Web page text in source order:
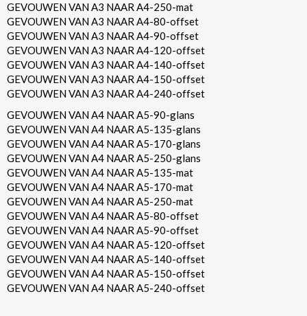
GEVOUWEN VAN A3 NAAR A4-250-mat
GEVOUWEN VAN A3 NAAR A4-80-offset
GEVOUWEN VAN A3 NAAR A4-90-offset
GEVOUWEN VAN A3 NAAR A4-120-offset
GEVOUWEN VAN A3 NAAR A4-140-offset
GEVOUWEN VAN A3 NAAR A4-150-offset
GEVOUWEN VAN A3 NAAR A4-240-offset
GEVOUWEN VAN A4 NAAR A5-90-glans
GEVOUWEN VAN A4 NAAR A5-135-glans
GEVOUWEN VAN A4 NAAR A5-170-glans
GEVOUWEN VAN A4 NAAR A5-250-glans
GEVOUWEN VAN A4 NAAR A5-135-mat
GEVOUWEN VAN A4 NAAR A5-170-mat
GEVOUWEN VAN A4 NAAR A5-250-mat
GEVOUWEN VAN A4 NAAR A5-80-offset
GEVOUWEN VAN A4 NAAR A5-90-offset
GEVOUWEN VAN A4 NAAR A5-120-offset
GEVOUWEN VAN A4 NAAR A5-140-offset
GEVOUWEN VAN A4 NAAR A5-150-offset
GEVOUWEN VAN A4 NAAR A5-240-offset